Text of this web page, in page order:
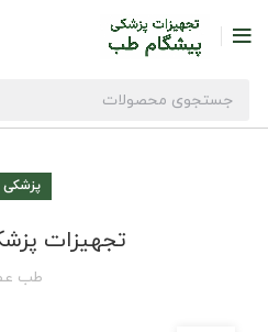
پزشکی
تجهیزات
طب